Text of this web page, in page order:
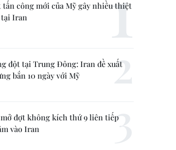
công mới của Mỹ gây nhiều thiệt
Iran
đột tại Trung Đông: Iran đề xuất
bắn 10 ngày với Mỹ
đợt không kích thứ 9 liên tiếp
vào Iran